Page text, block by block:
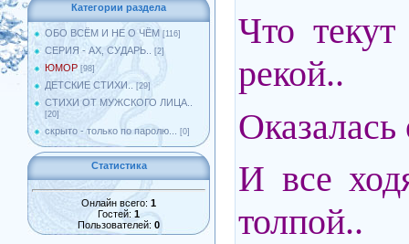
Категории раздела
ОБО ВСЁМ И НЕ О ЧЁМ [116]
СЕРИЯ - АХ, СУДАРЬ.. [2]
ЮМОР [98]
ДЕТСКИЕ СТИХИ.. [29]
СТИХИ ОТ МУЖСКОГО ЛИЦА..
[20]
скрыто - только по паролю... [0]
Статистика
Онлайн всего: 1
Гостей: 1
Пользователей: 0
Что текут
рекой..
И все
толпой..